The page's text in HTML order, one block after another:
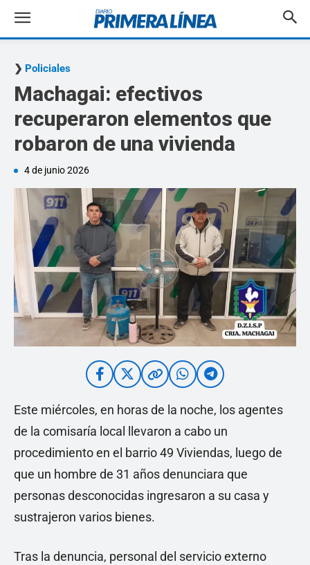
Policiales
Machagai: efectivos
recuperaron elementos que
robaron de una vivienda
4 de junio 2026
Este miércoles, en horas de la noche, los agentes
de la comisaría local llevaron a cabo un
procedimiento en el barrio 49 Viviendas, luego de
que un hombre de 31 años denunciara que
personas desconocidas ingresaron a su casa y
sustrajeron varios bienes.
Tras la denuncia, personal del servicio externo